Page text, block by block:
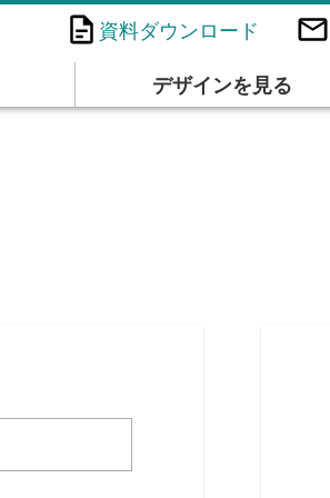
資料ダウンロード
デザインを見る